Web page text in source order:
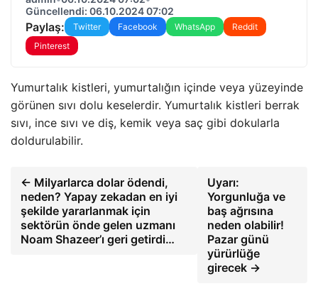
Güncellendi: 06.10.2024 07:02
Paylaş: Twitter Facebook WhatsApp
Reddit
Pinterest
Yumurtalık kistleri, yumurtalığın içinde veya yüzeyinde
görünen sıvı dolu keselerdir. Yumurtalık kistleri berrak
sıvı, ince sıvı ve diş, kemik veya saç gibi dokularla
doldurulabilir.
← Milyarlarca dolar ödendi,
neden? Yapay zekadan en iyi
şekilde yararlanmak için
sektörün önde gelen uzmanı
Noam Shazeer’ı geri getirdi…
Uyarı:
Yorgunluğa ve
baş ağrısına
neden olabilir!
Pazar günü
yürürlüğe
girecek →